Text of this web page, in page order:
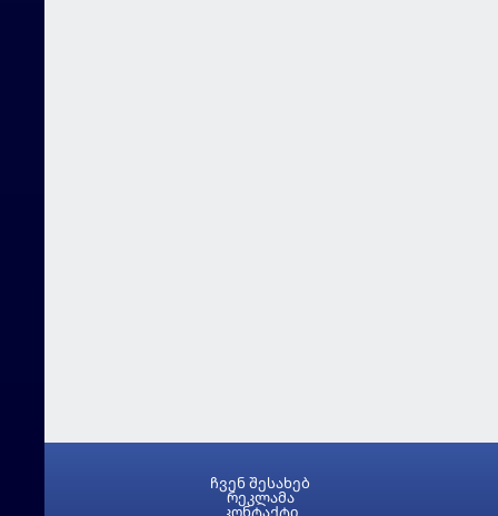
ჩვენ შესახებ
რეკლამა
კონტაქტი